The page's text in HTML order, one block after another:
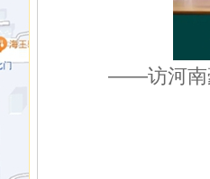
——访河南